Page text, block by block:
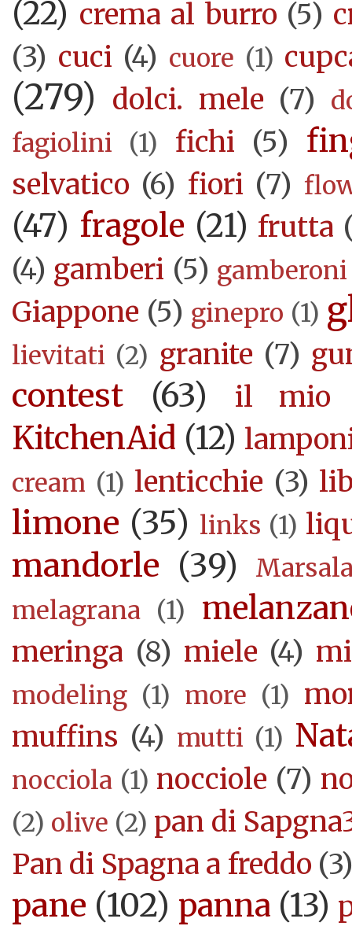
(22) crema al burro (5)
(3) cuci (4) cuore (1)
(279) dolci. mele (7)
fagiolini (1) fichi (5)
selvatico (6) fiori (7)
(47) fragole (21) frutta
(4) gamberi (5) gamberoni
Giappone (5) ginepro (1)
lievitati (2) granite (7)
contest (63) il mio
KitchenAid (12)
cream (1) lenticchie (3)
limone (35) links (1)
mandorle (39)
melagrana (1)
meringa (8) miele (4)
modeling (1) more (1)
muffins (4) mutti (1)
nocciola (1) nocciole (7)
(2) olive (2) pan di
Pan di Spagna a freddo (3)
pane (102) panna (13)